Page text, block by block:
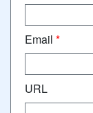
Email *
URL